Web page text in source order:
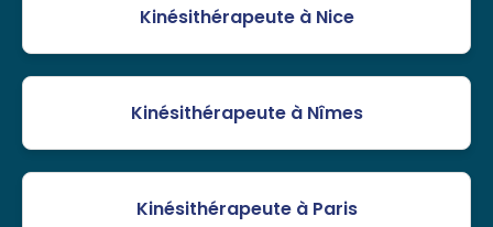
Kinésithérapeute à Nice
Kinésithérapeute à Nîmes
Kinésithérapeute à Paris